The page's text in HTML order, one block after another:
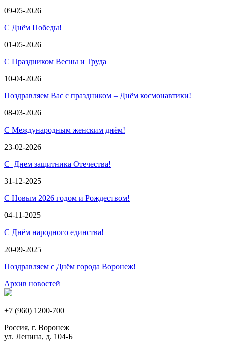
09-05-2026
С Днём Победы!
01-05-2026
С Праздником Весны и Труда
10-04-2026
Поздравляем Вас с праздником – Днём космонавтики!
08-03-2026
С Международным женским днём!
23-02-2026
С Днем защитника Отечества!
31-12-2025
С Новым 2026 годом и Рождеством!
04-11-2025
С Днём народного единства!
20-09-2025
Поздравляем с Днём города Воронеж!
Архив новостей
+7 (960) 1200-700
Россия, г. Воронеж
ул. Ленина, д. 104-Б